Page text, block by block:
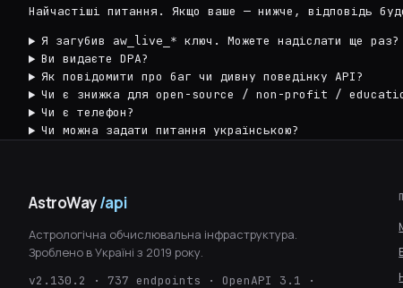
Найчастіші питання. Якщо ваше — нижче, відповідь
Я загубив
aw_live_* ключ. Можете надіслати ще раз?
Ви видаєте DPA?
Як повідомити про баг чи дивну поведінку API?
Чи є знижка для open-source / non-profit /
Чи є телефон?
Чи можна задати питання українською?
AstroWay/api
Астрологічна обчислювальна інфраструктура.
Зроблено в Україні з 2019 року.
v2.130.2 · 737 endpoints · OpenAPI 3.1 ·